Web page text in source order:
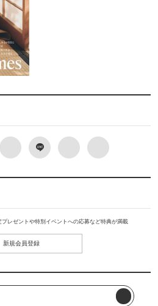
レゼントや特別イベントへの応募など特典が満載
新規会員登録